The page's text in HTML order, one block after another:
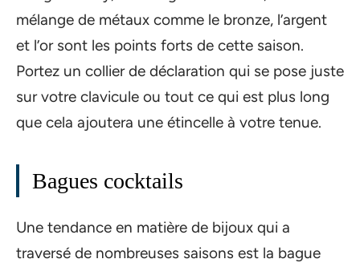
mélange de métaux comme le bronze, l’argent
et l’or sont les points forts de cette saison.
Portez un collier de déclaration qui se pose juste
sur votre clavicule ou tout ce qui est plus long
que cela ajoutera une étincelle à votre tenue.
Bagues cocktails
Une tendance en matière de bijoux qui a
traversé de nombreuses saisons est la bague